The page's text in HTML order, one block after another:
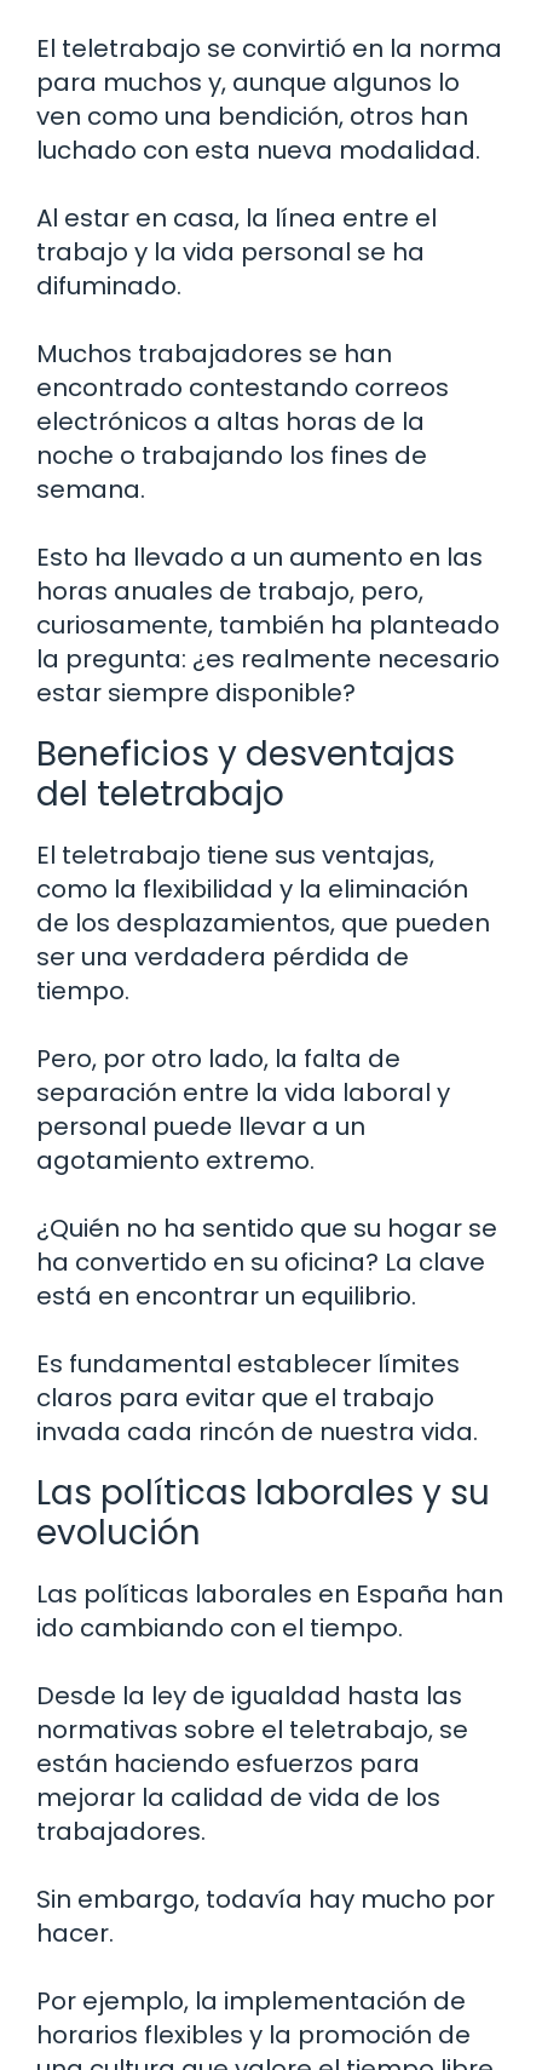
El teletrabajo se convirtió en la norma
para muchos y, aunque algunos lo
ven como una bendición, otros han
luchado con esta nueva modalidad.
Al estar en casa, la línea entre el
trabajo y la vida personal se ha
difuminado.
Muchos trabajadores se han
encontrado contestando correos
electrónicos a altas horas de la
noche o trabajando los fines de
semana.
Esto ha llevado a un aumento en las
horas anuales de trabajo, pero,
curiosamente, también ha planteado
la pregunta: ¿es realmente necesario
estar siempre disponible?
Beneficios y desventajas
del teletrabajo
El teletrabajo tiene sus ventajas,
como la flexibilidad y la eliminación
de los desplazamientos, que pueden
ser una verdadera pérdida de
tiempo.
Pero, por otro lado, la falta de
separación entre la vida laboral y
personal puede llevar a un
agotamiento extremo.
¿Quién no ha sentido que su hogar se
ha convertido en su oficina? La clave
está en encontrar un equilibrio.
Es fundamental establecer límites
claros para evitar que el trabajo
invada cada rincón de nuestra vida.
Las políticas laborales y su
evolución
Las políticas laborales en España han
ido cambiando con el tiempo.
Desde la ley de igualdad hasta las
normativas sobre el teletrabajo, se
están haciendo esfuerzos para
mejorar la calidad de vida de los
trabajadores.
Sin embargo, todavía hay mucho por
hacer.
Por ejemplo, la implementación de
horarios flexibles y la promoción de